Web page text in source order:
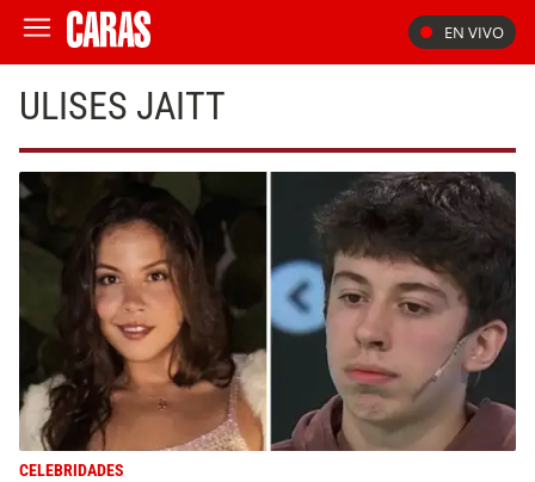
EN VIVO
ULISES JAITT
CELEBRIDADES